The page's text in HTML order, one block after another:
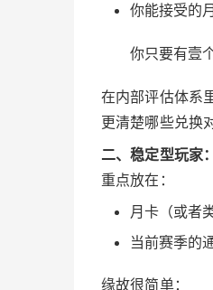
你能接受的
你只要有壹
在内部评估体系
更清楚哪些兑换
二、稳定型玩家
重点放在：
月卡（或者
当前赛季的
缘故很简单：